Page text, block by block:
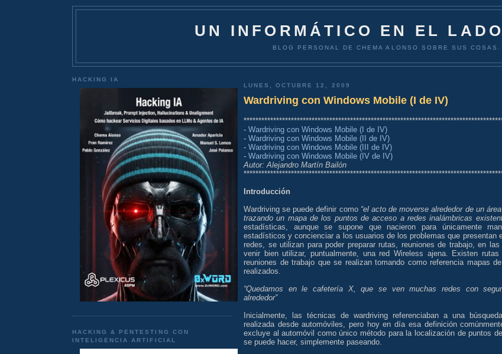
UN INFORMÁTICO EN EL
BLOG PERSONAL DE CHEMA ALONSO SOBRE SUS COSAS.
HACKING IA
HACKING & PENTESTING CON
INTELIGENCIA ARTIFICIAL
LUNES, OCTUBRE 12, 2009
Wardriving con Windows Mobile (I de IV)
- Wardriving con Windows Mobile (I de IV)
- Wardriving con Windows Mobile (II de IV)
- Wardriving con Windows Mobile (III de IV)
- Wardriving con Windows Mobile (IV de IV)
Autor: Alejandro Martín Bailón
Introducción
Wardriving se puede definir como “el acto de moverse alrededor de un
trazando un mapa de los puntos de acceso a redes inalámbricas
estadísticas, aunque se supone que nacieron para únicamente
estadísticos y concienciar a los usuarios de los problemas que presentan
redes, se utilizan para poder preparar rutas, reuniones de trabajo, en las
venir bien utilizar, puntualmente, una red Wireless ajena. Existen
reuniones de trabajo que se realizan tomando como referencia mapas
realizados.
“Quedamos en le cafetería X, que se ven muchas redes con
alrededor”
Inicialmente, las técnicas de wardriving referenciaban a una
realizada desde automóviles, pero hoy en día esa definición
excluye al automóvil como único método para la localización de puntos
se puede hacer, simplemente paseando.